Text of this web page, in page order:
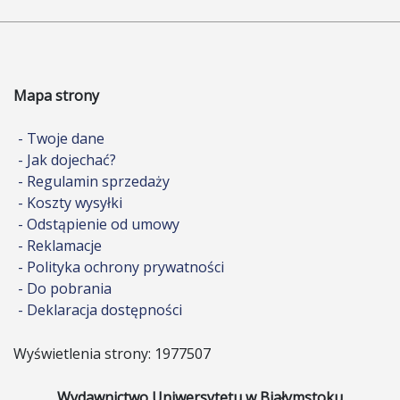
Mapa strony
- Twoje dane
- Jak dojechać?
- Regulamin sprzedaży
- Koszty wysyłki
- Odstąpienie od umowy
- Reklamacje
- Polityka ochrony prywatności
- Do pobrania
- Deklaracja dostępności
Wyświetlenia strony: 1977507